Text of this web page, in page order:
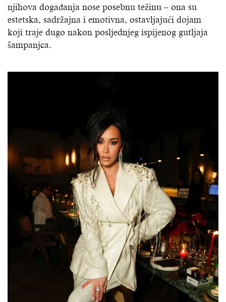
njihova događanja nose posebnu težinu – ona su
estetska, sadržajna i emotivna, ostavljajući dojam
koji traje dugo nakon posljednjeg ispijenog gutljaja
šampanjca.